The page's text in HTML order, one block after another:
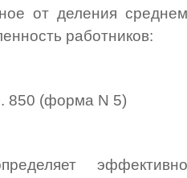
от деления
работников:
(форма N 5)